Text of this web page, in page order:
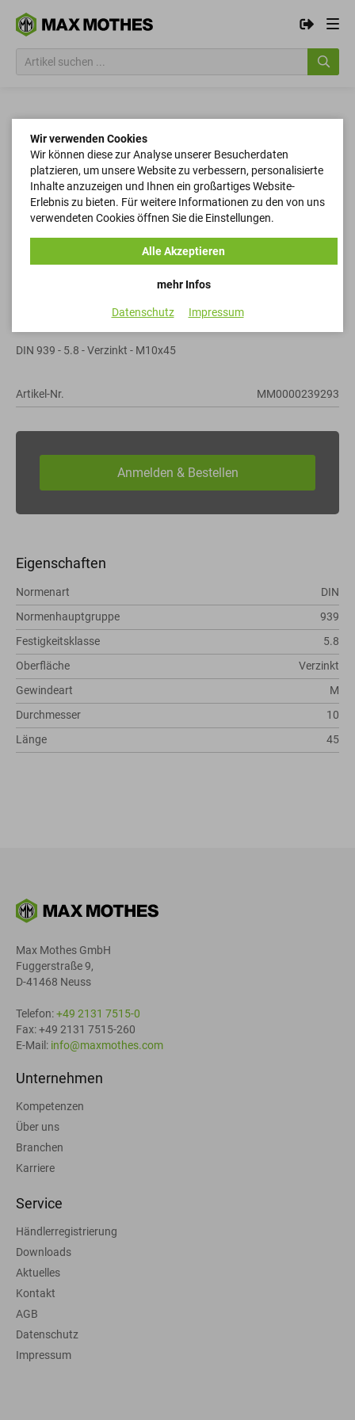
Stiftschrauben
DIN 939 - 5.8 - Verzinkt - M10x45
Artikel-Nr. MM0000239293
Eigenschaften
Normenart
DIN
Normenhauptgruppe
939
Festigkeitsklasse
5.8
Oberfläche
Verzinkt
Gewindeart
M
Durchmesser
10
Länge
45
Max Mothes GmbH
Fuggerstraße 9,
D-41468 Neuss
Telefon:+49 2131 7515-0
Fax: +49 2131 7515-260
E-Mail: info@maxmothes.com
Unternehmen
Kompetenzen
Über uns
Branchen
Karriere
Service
Händlerregistrierung
Downloads
Aktuelles
Kontakt
AGB
Datenschutz
Impressum
Wir verwenden Cookies
Wir können diese zur Analyse unserer Besucherdaten
platzieren, um unsere Website zu verbessern, personalisierte
Inhalte anzuzeigen und Ihnen ein großartiges Website-
Erlebnis zu bieten. Für weitere Informationen zu den von uns
verwendeten Cookies öffnen Sie die Einstellungen.
mehr Infos
Alle Akzeptieren
Datenschutz Impressum